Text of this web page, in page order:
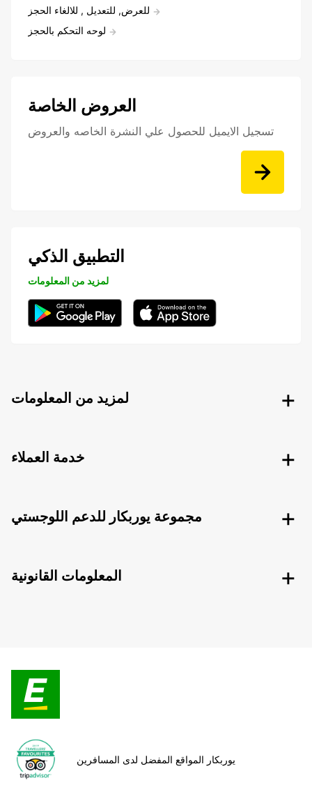
للعرض, للتعديل , للالغاء الحجز
لوحه التحكم بالحجز
العروض الخاصة
تسجيل الايميل للحصول علي النشرة الخاصه والعروض
التطبيق الذكي
لمزيد من المعلومات
لمزيد من المعلومات
خدمة العملاء
مجموعة يوربكار للدعم اللوجستي
المعلومات القانونية
يوربكار المواقع المفضل لدى المسافرين